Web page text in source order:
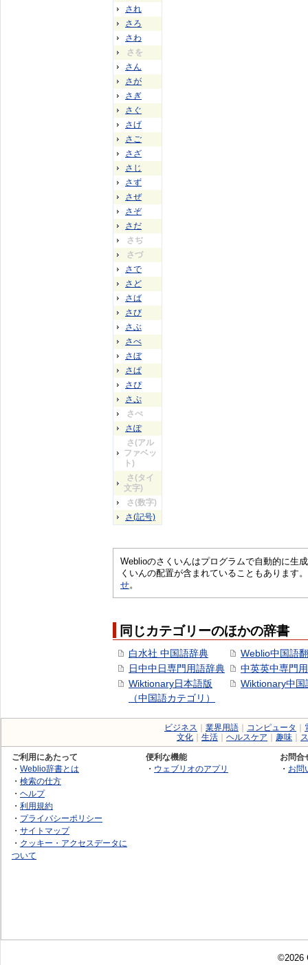
され
さろ
さわ
さを
さん
さが
さぎ
さぐ
さげ
さご
さざ
さじ
さず
さぜ
さぞ
さだ
さぢ
さづ
さで
さど
さば
さび
さぶ
さべ
さぼ
さぱ
さぴ
さぷ
さぺ
さぽ
さ(アル
ファベッ
ト)
さ(タイ
文字)
さ(数字)
さ(記号)
Weblioのさくいんはプログラムで自動的に生
くいんの配置が含まれていることもあります
せ。
同じカテゴリーのほかの辞書
白水社 中国語辞典
日中中日専門用語辞典
Wiktionary日本語版
（中国語カテゴリ）
Weblio中国語
中英英中専門
Wiktionary中国
ビジネス 業界用語 コンピュータ
文化
生活 ヘルスケア 趣味
ご利用にあたって
・ Weblio辞書とは
・ 検索の仕方
・ ヘルプ
・ 利用規約
・ プライバシーポリシー
・ サイトマップ
・ クッキー・アクセスデータに
ついて
便利な機能
・ ウェブリオのアプリ
お問合
・ お問
©2026